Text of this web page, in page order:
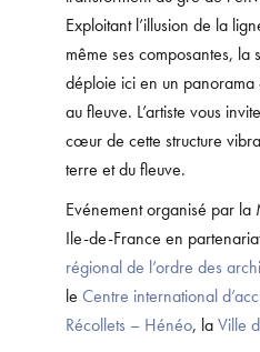
Exploitant l’illusion de la
même ses composantes, la
déploie ici en un
au fleuve. L’artiste vous
cœur de cette structure
terre et du fleuve.
Evénement organisé par la
Ile-de-France en
régional de l’ordre des
leCentre international
Récollets – Hénéo, laVille